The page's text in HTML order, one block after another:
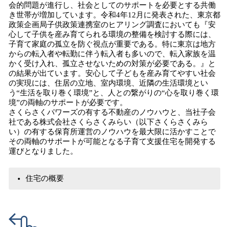
会的問題が進行し、社会としてのサポートを必要とする共働
き世帯が増加しています。令和4年12月に発表された、東京都
政策企画局子供政策連携室のヒアリング調査においても『安
心して子供を産み育てられる環境の整備を検討する際には、
子育て家庭の孤立を防ぐ視点が重要である。特に東京は地方
からの転入者や転勤に伴う転入者も多いので、転入家族を温
かく受け入れ、孤立させないための対策が必要である。』と
の結果が出ています。安心して子どもを産み育てやすい社会
の実現には、住居の立地、室内環境、近隣の生活環境とい
う“生活を取り巻く環境”と、人との繋がりの“心を取り巻く環
境”の両軸のサポートが必要です。
さくらさくパワーズの有する不動産のノウハウと、当社子会
社である株式会社さくらさくみらい（以下さくらさくみら
い）の有する保育所運営のノウハウを最大限に活かすことで
その両軸のサポートが可能となる子育て支援住宅を開発する
運びとなりました。
住宅の概要